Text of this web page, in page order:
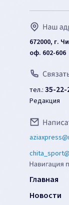
672000, г.
оф. 602-606
тел.: 35-22-
Редакция
Главная
Новости